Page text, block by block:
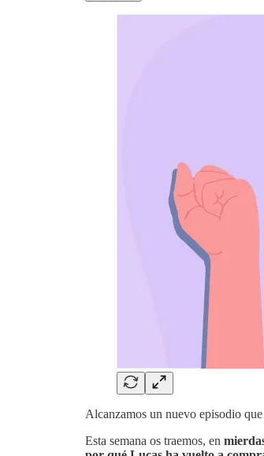
Alcanzamos un nuevo episodio
Esta semana os traemos, en